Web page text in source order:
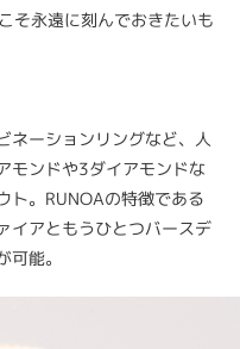
そ永遠に刻んでおきたいも
ネーションリングなど、人
モンドや3ダイアモンドな
ト。RUNOAの特徴である
イアともうひとつバースデ
能。